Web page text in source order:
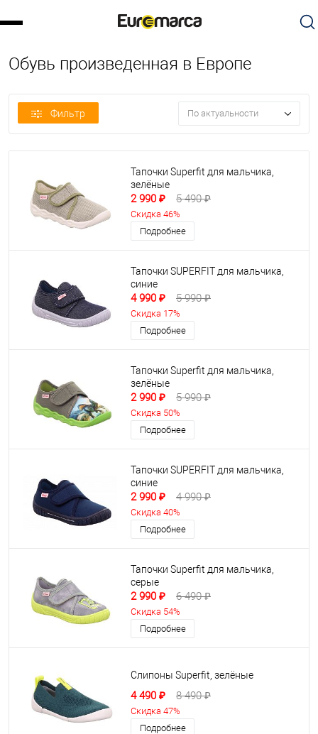
Обувь произведенная в Европе
Фильтр По актуальности
Тапочки Superfit для мальчика,
зелёные
2 990 ₽ 5 490 ₽
Скидка 46%
Подробнее
Тапочки SUPERFIT для мальчика,
синие
4 990 ₽ 5 990 ₽
Скидка 17%
Подробнее
Тапочки Superfit для мальчика,
зелёные
2 990 ₽ 5 990 ₽
Скидка 50%
Подробнее
Тапочки SUPERFIT для мальчика,
синие
2 990 ₽ 4 990 ₽
Скидка 40%
Подробнее
Тапочки Superfit для мальчика,
серые
2 990 ₽ 6 490 ₽
Скидка 54%
Подробнее
Слипоны Superfit, зелёные
4 490 ₽ 8 490 ₽
Скидка 47%
Подробнее